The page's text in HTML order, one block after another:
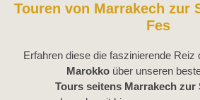
Touren von Marrakech zur
Fes
Erfahren diesedie faszinierende Reiz
Marokko überunseren
Toursseitens Marrakech zur